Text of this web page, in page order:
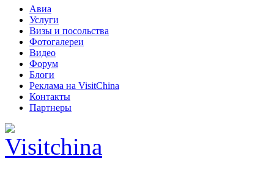
Авиа
Услуги
Визы и посольства
Фотогалереи
Видео
Форум
Блоги
Реклама на VisitChina
Контакты
Партнеры